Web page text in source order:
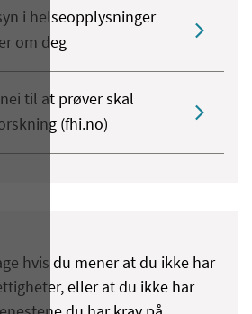
i helseopplysninger
om deg
til at prøver skal
(fhi.no)
hvis du mener at du ikke har
eller at du ikke har